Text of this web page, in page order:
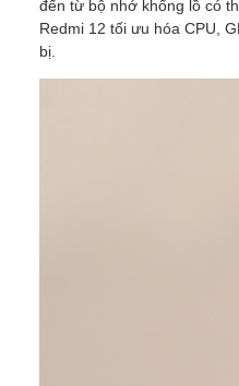
đến từ bộ nhớ khổng lồ có
Redmi 12 tối ưu hóa CPU,
bị.